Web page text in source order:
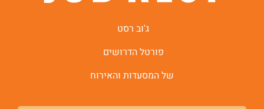
ג'וב רסט
פורטל הדרושים
של המסעדות והאירוח